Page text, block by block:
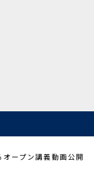
ープン講義動画公開